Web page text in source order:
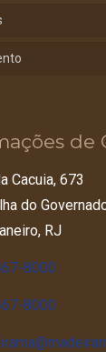
de
Cacuia, 673
do
RJ
8000
8000